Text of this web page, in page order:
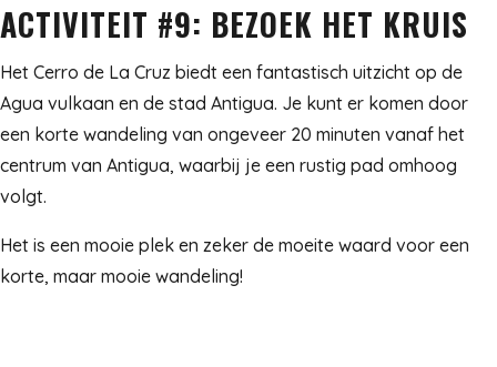
ACTIVITEIT #9: BEZOEK HET KRUIS
Het Cerro de La Cruz biedt een fantastisch uitzicht op de
Agua vulkaan en de stad Antigua. Je kunt er komen door
een korte wandeling van ongeveer 20 minuten vanaf het
centrum van Antigua, waarbij je een rustig pad omhoog
volgt.
Het is een mooie plek en zeker de moeite waard voor een
korte, maar mooie wandeling!